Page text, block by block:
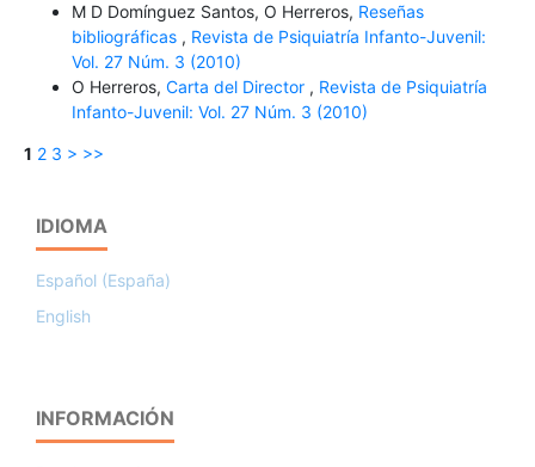
M D Domínguez Santos, O Herreros, Reseñas
bibliográficas , Revista de Psiquiatría Infanto-Juvenil:
Vol. 27 Núm. 3 (2010)
O Herreros, Carta del Director , Revista de Psiquiatría
Infanto-Juvenil: Vol. 27 Núm. 3 (2010)
1 2 3 > >>
IDIOMA
Español (España)
English
INFORMACIÓN